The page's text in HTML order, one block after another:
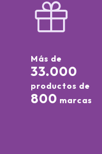
Más de
33.000
productos de
800 marcas